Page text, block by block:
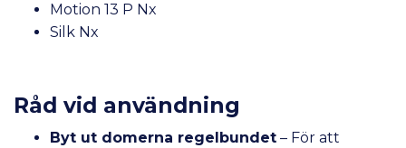
Motion 13 P Nx
Silk Nx
Råd vid användning
Byt ut domerna regelbundet – För att